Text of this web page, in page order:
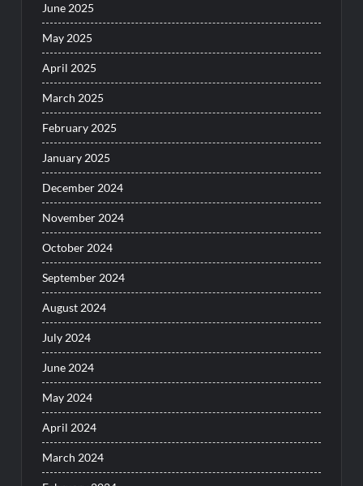
June 2025
May 2025
April 2025
March 2025
February 2025
January 2025
December 2024
November 2024
October 2024
September 2024
August 2024
July 2024
June 2024
May 2024
April 2024
March 2024